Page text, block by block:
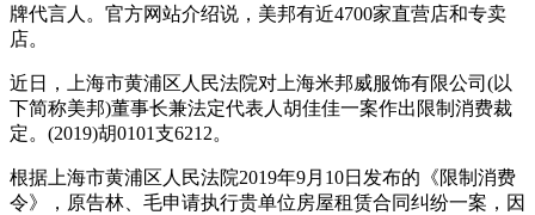
牌代言人。官方网站介绍说，美邦有近4700家直营店和专卖
店。
近日，上海市黄浦区人民法院对上海米邦威服饰有限公司(以
下简称美邦)董事长兼法定代表人胡佳佳一案作出限制消费裁
定。(2019)胡0101支6212。
根据上海市黄浦区人民法院2019年9月10日发布的《限制消费
令》，原告林、毛申请执行贵单位房屋租赁合同纠纷一案，因